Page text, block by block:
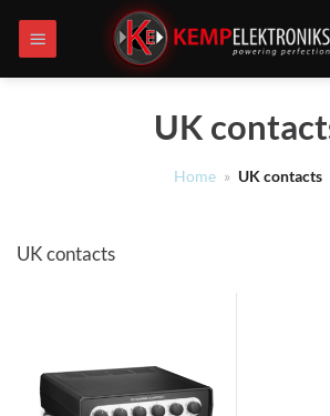
naar
inhoud
UK
Home » UK contacts
UK contacts